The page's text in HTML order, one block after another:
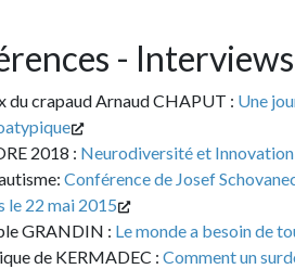
- Interviews
Arnaud CHAPUT :Une journée
:Neurodiversité et Innovation dans le
de Josef Schovanec à la
2015
:Le monde a besoin de toutes
:Comment un surdoué voit